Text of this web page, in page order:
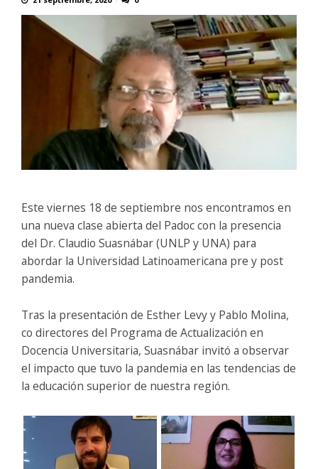
Este viernes 18 de septiembre nos encontramos en
una nueva clase abierta del Padoc con la presencia
del Dr. Claudio Suasnábar (UNLP y UNA) para
abordar la Universidad Latinoamericana pre y post
pandemia.
Tras la presentación de Esther Levy y Pablo Molina,
co directores del Programa de Actualización en
Docencia Universitaria, Suasnábar invitó a observar
el impacto que tuvo la pandemia en las tendencias de
la educación superior de nuestra región.